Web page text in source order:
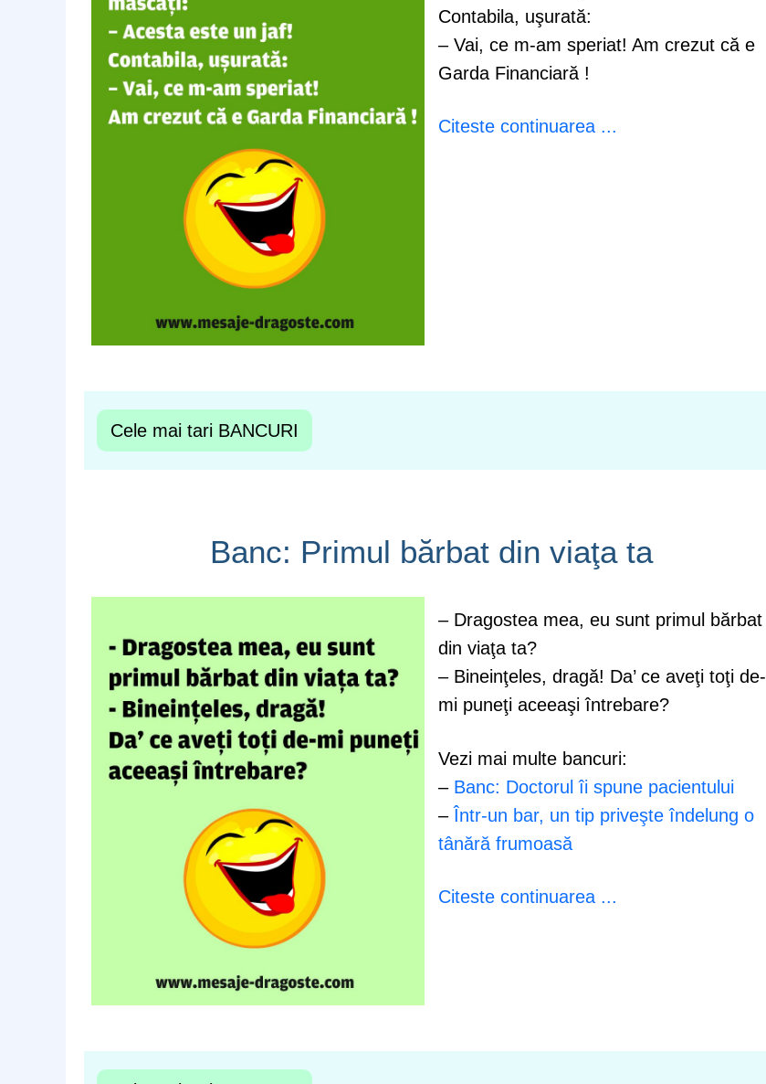
Contabila, uşurată:
– Vai, ce m-am speriat! Am crezut că e
Garda Financiară !
Citeste continuarea ...
Cele mai tari BANCURI
Banc: Primul bărbat din viaţa ta
– Dragostea mea, eu sunt primul bărbat
din viaţa ta?
– Bineinţeles, dragă! Da’ ce aveţi toţi de-
mi puneţi aceeaşi întrebare?
Vezi mai multe bancuri:
– Banc: Doctorul îi spune pacientului
– Într-un bar, un tip priveşte îndelung o
tânără frumoasă
Citeste continuarea ...